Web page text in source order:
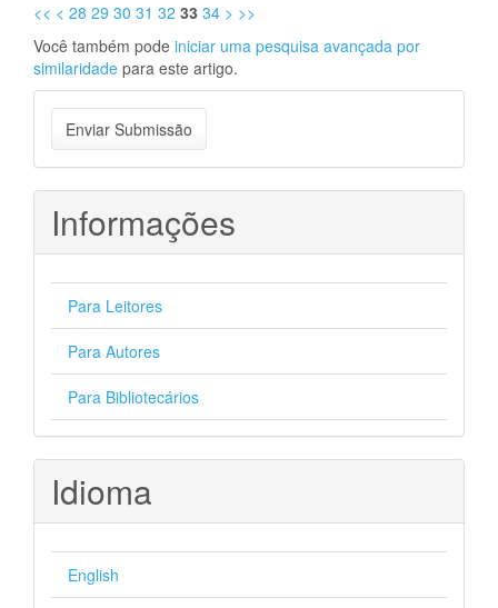
<< < 28 29 30 31 32 33 34 > >>
Você também pode iniciar uma pesquisa avançada por
similaridade para este artigo.
Enviar
Submissão
Enviar Submissão
Informações
Para Leitores
Para Autores
Para Bibliotecários
Idioma
English